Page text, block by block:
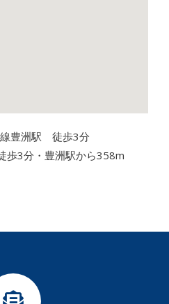
豊洲駅 徒歩3分
3分・豊洲駅から358m